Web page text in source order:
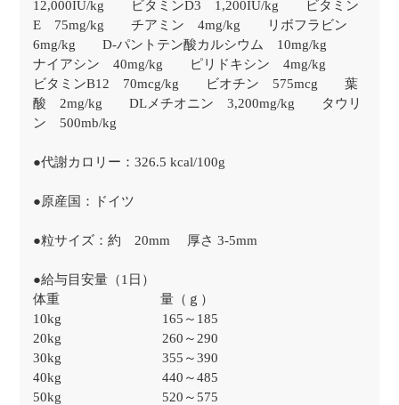
12,000IU/kg ビタミンD3 1,200IU/kg ビタミン
E 75mg/kg チアミン 4mg/kg リボフラビン
6mg/kg D-パントテン酸カルシウム 10mg/kg
ナイアシン 40mg/kg ピリドキシン 4mg/kg
ビタミンB12 70mcg/kg ビオチン 575mcg 葉
酸 2mg/kg DLメチオニン 3,200mg/kg タウリ
ン 500mb/kg
●代謝カロリー：326.5 kcal/100g
●原産国：ドイツ
●粒サイズ：約 20mm 厚さ 3-5mm
●給与目安量（1日）
体重 量（ｇ）
10kg 165～185
20kg 260～290
30kg 355～390
40kg 440～485
50kg 520～575